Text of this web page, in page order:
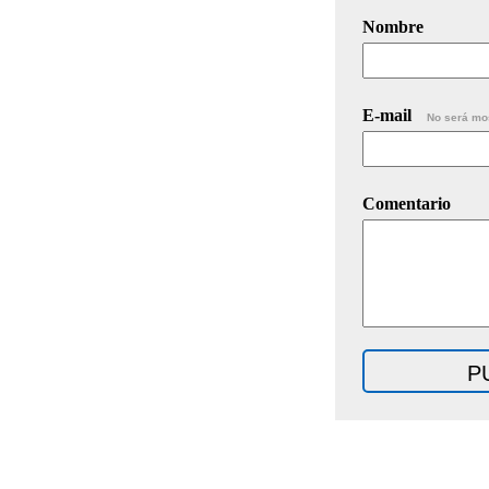
Nombre
E-mail No será
Comentario